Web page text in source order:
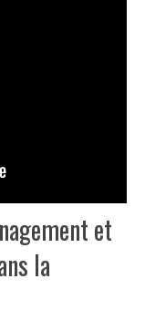
et
la